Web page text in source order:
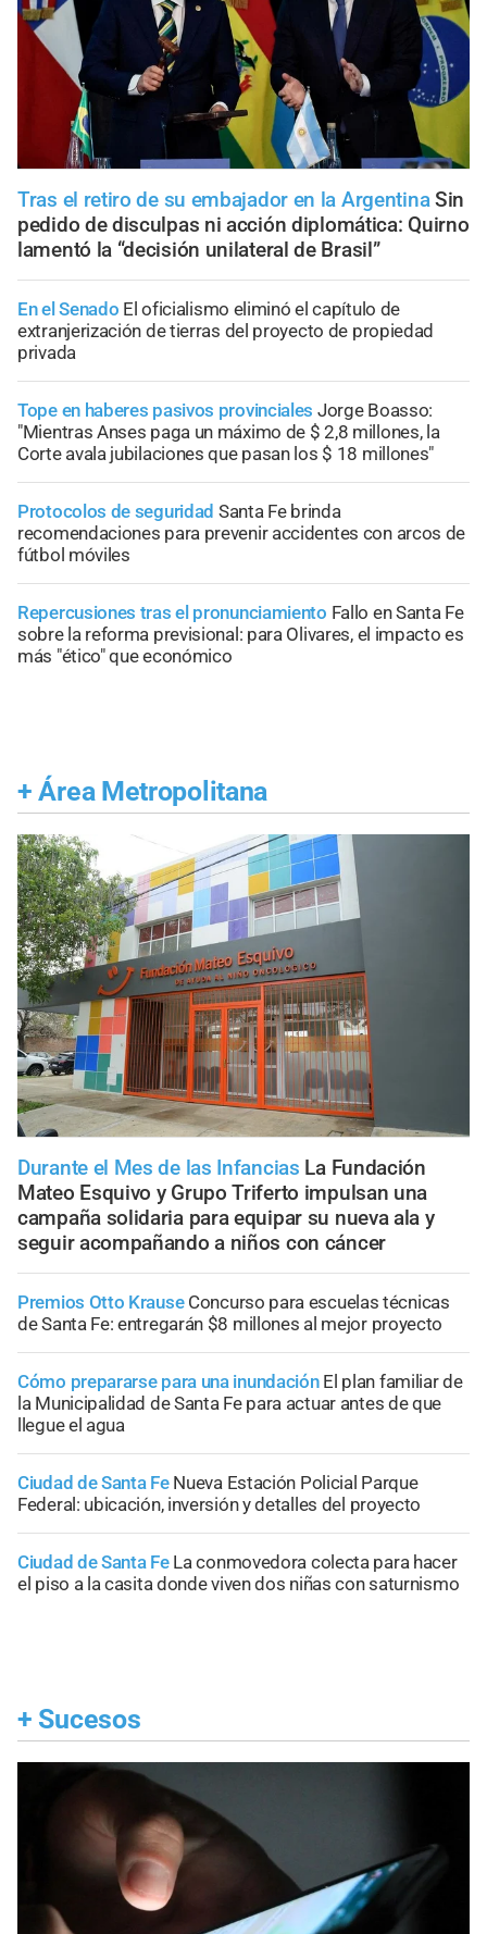
Tras el retiro de su embajador en la Argentina Sin
pedido de disculpas ni acción diplomática: Quirno
lamentó la “decisión unilateral de Brasil”
En el Senado El oficialismo eliminó el capítulo de
extranjerización de tierras del proyecto de propiedad
privada
Tope en haberes pasivos provinciales Jorge Boasso:
"Mientras Anses paga un máximo de $ 2,8 millones, la
Corte avala jubilaciones que pasan los $ 18 millones"
Protocolos de seguridad Santa Fe brinda
recomendaciones para prevenir accidentes con arcos de
fútbol móviles
Repercusiones tras el pronunciamiento Fallo en Santa Fe
sobre la reforma previsional: para Olivares, el impacto es
más "ético" que económico
+ Área Metropolitana
Durante el Mes de las Infancias La Fundación
Mateo Esquivo y Grupo Triferto impulsan una
campaña solidaria para equipar su nueva ala y
seguir acompañando a niños con cáncer
Premios Otto Krause Concurso para escuelas técnicas
de Santa Fe: entregarán $8 millones al mejor proyecto
Cómo prepararse para una inundación El plan familiar de
la Municipalidad de Santa Fe para actuar antes de que
llegue el agua
Ciudad de Santa Fe Nueva Estación Policial Parque
Federal: ubicación, inversión y detalles del proyecto
Ciudad de Santa Fe La conmovedora colecta para hacer
el piso a la casita donde viven dos niñas con saturnismo
+ Sucesos